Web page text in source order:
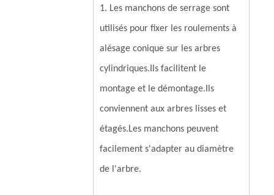
1. Les manchons de serrage sont
utilisés pour fixer les roulements à
alésage conique sur les arbres
cylindriques.Ils facilitent le
montage et le démontage.Ils
conviennent aux arbres lisses et
étagés.Les manchons peuvent
facilement s'adapter au diamètre
de l'arbre.